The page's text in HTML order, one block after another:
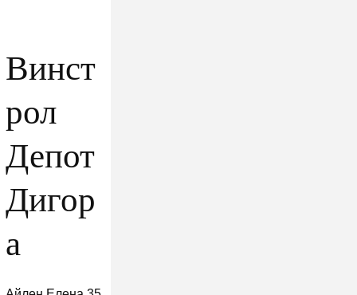
Винст
рол
Депот
Дигор
а